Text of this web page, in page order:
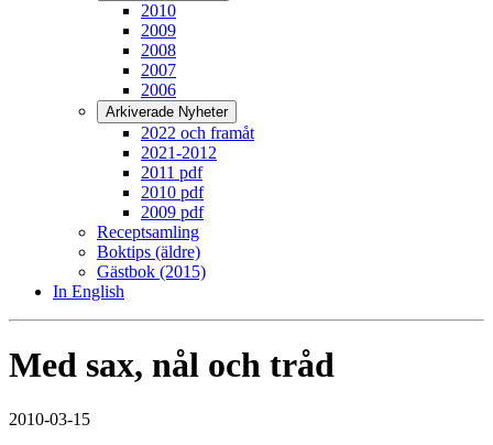
2010
2009
2008
2007
2006
Arkiverade Nyheter
2022 och framåt
2021-2012
2011 pdf
2010 pdf
2009 pdf
Receptsamling
Boktips (äldre)
Gästbok (2015)
In English
Med sax, nål och tråd
2010-03-15